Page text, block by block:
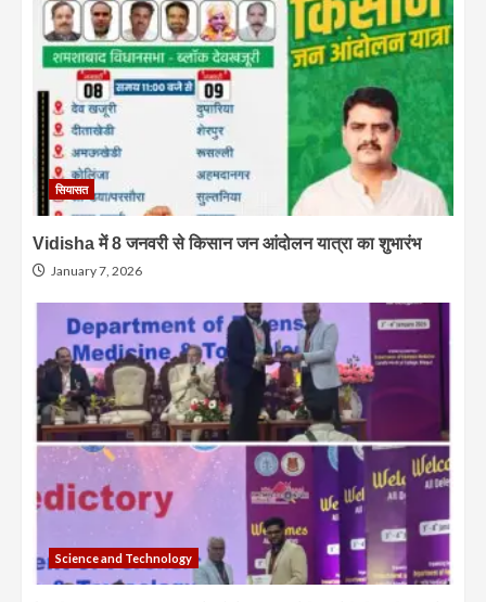
सियासत
Vidisha में 8 जनवरी से किसान जन आंदोलन यात्रा का शुभारंभ
January 7, 2026
Science and Technology